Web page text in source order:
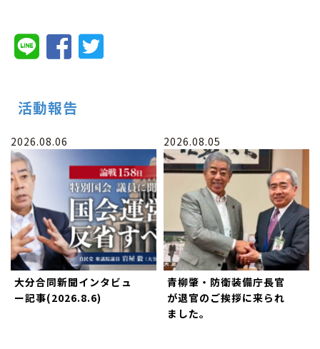
活動報告
2026.08.06
大分合同新聞インタビュ
ー記事(2026.8.6)
2026.08.05
青柳肇・防衛装備庁長官
が退官のご挨拶に来られ
ました。